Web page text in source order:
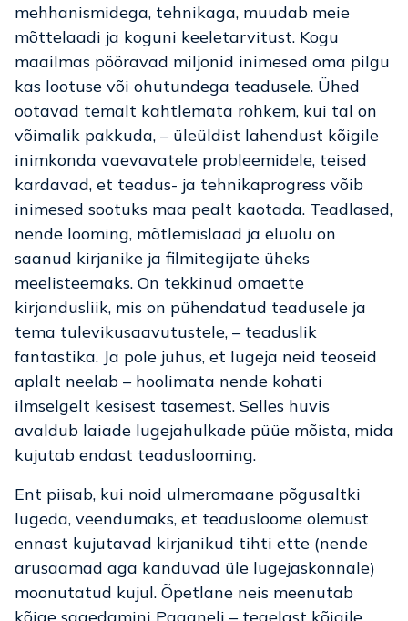
mehhanismidega, tehnikaga, muudab meie
mõttelaadi ja koguni keeletarvitust. Kogu
maailmas pööravad miljonid inimesed oma pilgu
kas lootuse või ohutundega teadusele. Ühed
ootavad temalt kahtlemata rohkem, kui tal on
võimalik pakkuda, – üleüldist lahendust kõigile
inimkonda vaevavatele probleemidele, teised
kardavad, et teadus- ja tehnikaprogress võib
inimesed sootuks maa pealt kaotada. Teadlased,
nende looming, mõtlemislaad ja eluolu on
saanud kirjanike ja filmitegijate üheks
meelisteemaks. On tekkinud omaette
kirjandusliik, mis on pühendatud teadusele ja
tema tulevikusaavutustele, – teaduslik
fantastika. Ja pole juhus, et lugeja neid teoseid
aplalt neelab – hoolimata nende kohati
ilmselgelt kesisest tasemest. Selles huvis
avaldub laiade lugejahulkade püüe mõista, mida
kujutab endast teaduslooming.
Ent piisab, kui noid ulmeromaane põgusaltki
lugeda, veendumaks, et teadusloome olemust
ennast kujutavad kirjanikud tihti ette (nende
arusaamad aga kanduvad üle lugejaskonnale)
moonutatud kujul. Õpetlane neis meenutab